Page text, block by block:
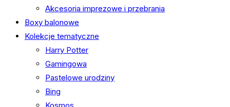
Akcesoria imprezowe i przebrania
Boxy balonowe
Kolekcje tematyczne
Harry Potter
Gamingowa
Pastelowe urodziny
Bing